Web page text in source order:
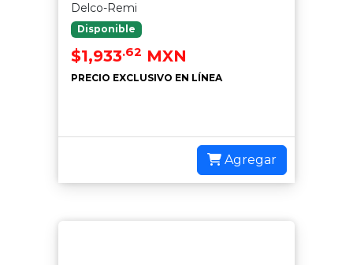
Delco-Remi
Disponible
$1,933.62 MXN
PRECIO EXCLUSIVO EN LÍNEA
Agregar